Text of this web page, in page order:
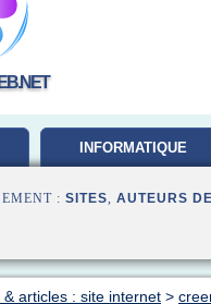
INFORMATIQUE
: SITES, AUTEURS
articles : site internet >